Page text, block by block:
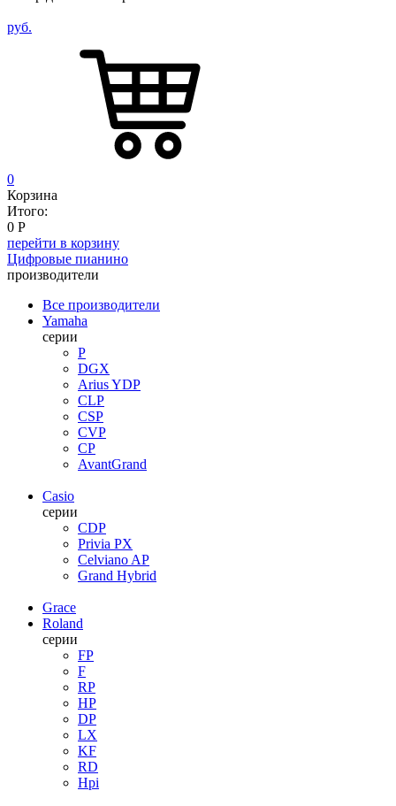
руб.
0
Корзина
Итого:
0 Р
перейти в корзину
Цифровые пианино
производители
Все производители
Yamaha
серии
P
DGX
Arius YDP
CLP
CSP
CVP
CP
AvantGrand
Casio
серии
CDP
Privia PX
Celviano AP
Grand Hybrid
Grace
Roland
серии
FP
F
RP
HP
DP
LX
KF
RD
Hpi